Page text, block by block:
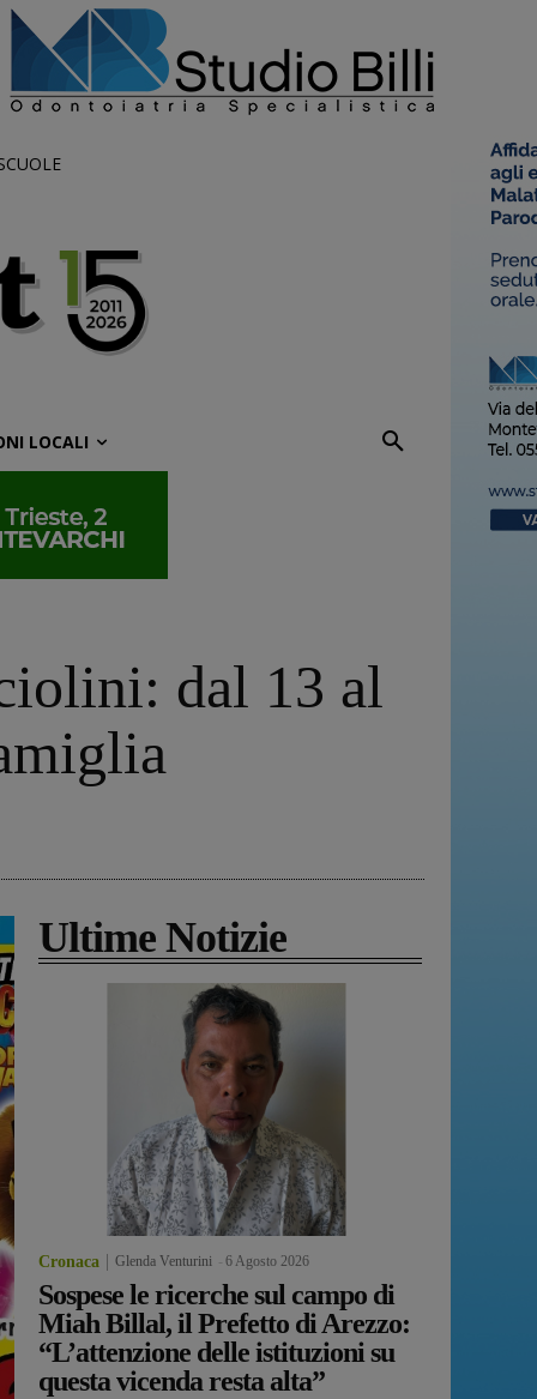
LOCALI
dal 13 al
Ultime Notizie
Cronaca Glenda Venturini 6 Agosto 2026
Sospese le ricerche sul campo di
Miah Billal, il Prefetto di Arezzo:
“L’attenzione delle istituzioni su
questa vicenda resta alta”